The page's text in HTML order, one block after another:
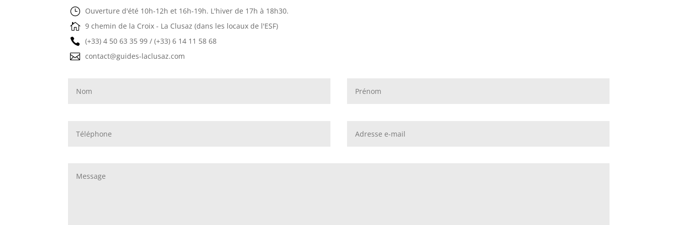
} Ouverture d'été 10h-12h et 16h-19h. L'hiver de 17h à 18h30.
 9 chemin de la Croix - La Clusaz (dans les locaux de l'ESF)
 (+33) 4 50 63 35 99 / (+33) 6 14 11 58 68
 contact@guides-laclusaz.com